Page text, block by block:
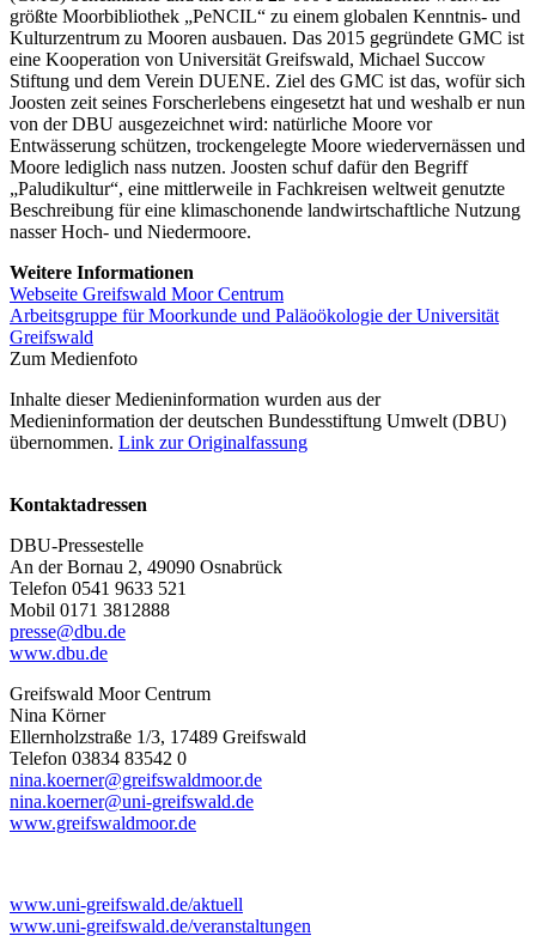
größte Moorbibliothek „PeNCIL“ zu einem globalen Kenntnis- und
Kulturzentrum zu Mooren ausbauen. Das 2015 gegründete GMC ist
eine Kooperation von Universität Greifswald, Michael Succow
Stiftung und dem Verein DUENE. Ziel des GMC ist das, wofür sich
Joosten zeit seines Forscherlebens eingesetzt hat und weshalb er nun
von der DBU ausgezeichnet wird: natürliche Moore vor
Entwässerung schützen, trockengelegte Moore wiedervernässen und
Moore lediglich nass nutzen. Joosten schuf dafür den Begriff
„Paludikultur“, eine mittlerweile in Fachkreisen weltweit genutzte
Beschreibung für eine klimaschonende landwirtschaftliche Nutzung
nasser Hoch- und Niedermoore.
Weitere Informationen
Webseite Greifswald Moor Centrum
Arbeitsgruppe für Moorkunde und Paläoökologie der Universität
Greifswald
Zum Medienfoto
Inhalte dieser Medieninformation wurden aus der
Medieninformation der deutschen Bundesstiftung Umwelt (DBU)
übernommen. Link zur Originalfassung
Kontaktadressen
DBU-Pressestelle
An der Bornau 2, 49090 Osnabrück
Telefon 0541 9633 521
Mobil 0171 3812888
presse@dbu.de
www.dbu.de
Greifswald Moor Centrum
Nina Körner
Ellernholzstraße 1/3, 17489 Greifswald
Telefon 03834 83542 0
nina.koerner@greifswaldmoor.de
nina.koerner@uni-greifswald.de
www.greifswaldmoor.de
www.uni-greifswald.de/aktuell
www.uni-greifswald.de/veranstaltungen